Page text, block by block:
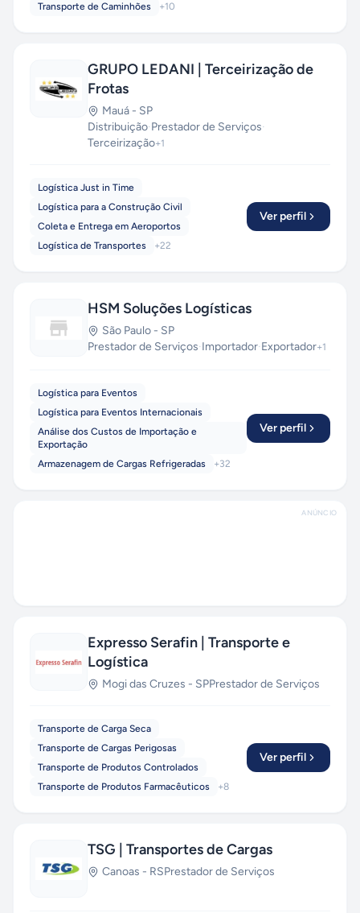
Transporte de Caminhões
+10
GRUPO LEDANI | Terceirização de
Frotas
Mauá - SP
Distribuição·Prestador de Serviços·
Terceirização+1
Logística Just in Time
Logística para a Construção Civil
Coleta e Entrega em Aeroportos
Logística de Transportes
+22
Ver perfil
HSM Soluções Logísticas
São Paulo - SP
Prestador de Serviços·Importador·Exportador+1
Logística para Eventos
Logística para Eventos Internacionais
Análise dos Custos de Importação e
Exportação
Armazenagem de Cargas Refrigeradas
+32
Ver perfil
ANÚNCIO
Expresso Serafin | Transporte e
Logística
Mogi das Cruzes - SPPrestador de Serviços
Transporte de Carga Seca
Transporte de Cargas Perigosas
Transporte de Produtos Controlados
Transporte de Produtos Farmacêuticos
+8
Ver perfil
TSG | Transportes de Cargas
Canoas - RSPrestador de Serviços